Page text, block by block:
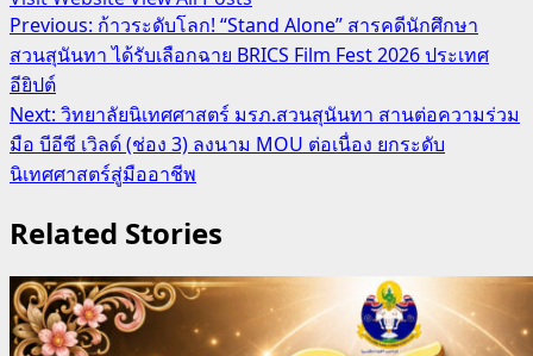
Post
navigation
Previous: ก้าวระดับโลก! “Stand Alone” สารคดีนักศึกษา
สวนสุนันทา ได้รับเลือกฉาย BRICS Film Fest 2026 ประเทศ
อียิปต์
Next: วิทยาลัยนิเทศศาสตร์ มรภ.สวนสุนันทา สานต่อความร่วม
มือ บีอีซี เวิลด์ (ช่อง 3) ลงนาม MOU ต่อเนื่อง ยกระดับ
นิเทศศาสตร์สู่มืออาชีพ
Related Stories